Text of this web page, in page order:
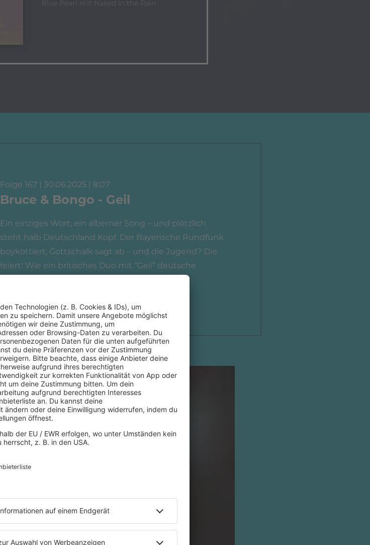
Blue Pearl mit Naked in the Rain
Folge 167 | 30.06.2025 | 8:07
Bruce & Bongo - Geil
Ein einziges Wort, ein alberner Song – und plötzlich
steht halb Deutschland Kopf. Der Bayerische Rundfunk
boykottiert, Gottschalk sagt ab – und die Jugend? Die
feiert! Wie ein britisches Duo mit “Geil” deutsche